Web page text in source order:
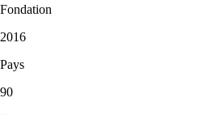
Fondation
2016
Pays
90